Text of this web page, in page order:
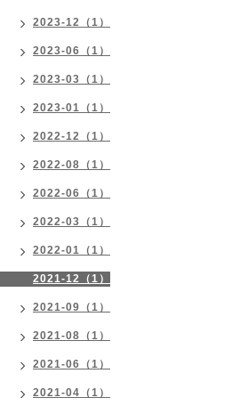
2023-12（1）
2023-06（1）
2023-03（1）
2023-01（1）
2022-12（1）
2022-08（1）
2022-06（1）
2022-03（1）
2022-01（1）
2021-12（1）
2021-09（1）
2021-08（1）
2021-06（1）
2021-04（1）